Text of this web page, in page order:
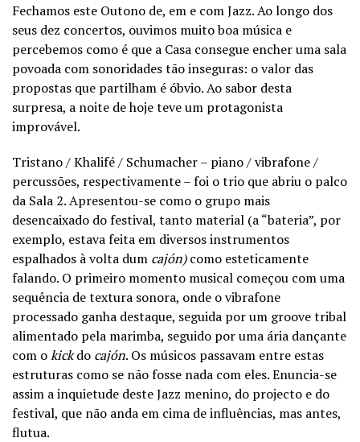
Fechamos este Outono de, em e com Jazz. Ao longo dos
seus dez concertos, ouvimos muito boa música e
percebemos como é que a Casa consegue encher uma sala
povoada com sonoridades tão inseguras: o valor das
propostas que partilham é óbvio. Ao sabor desta
surpresa, a noite de hoje teve um protagonista
improvável.
Tristano / Khalifé / Schumacher – piano / vibrafone /
percussões, respectivamente – foi o trio que abriu o palco
da Sala 2. Apresentou-se como o grupo mais
desencaixado do festival, tanto material (a “bateria”, por
exemplo, estava feita em diversos instrumentos
espalhados à volta dum cajón)como esteticamente
falando. O primeiro momento musical começou com uma
sequência de textura sonora, onde o vibrafone
processado ganha destaque, seguida por um groove tribal
alimentado pela marimba, seguido por uma ária dançante
com okickdo cajón. Os músicos passavam entre estas
estruturas como se não fosse nada com eles. Enuncia-se
assim a inquietude deste Jazz menino, do projecto e do
festival, que não anda em cima de influências, mas antes,
flutua.